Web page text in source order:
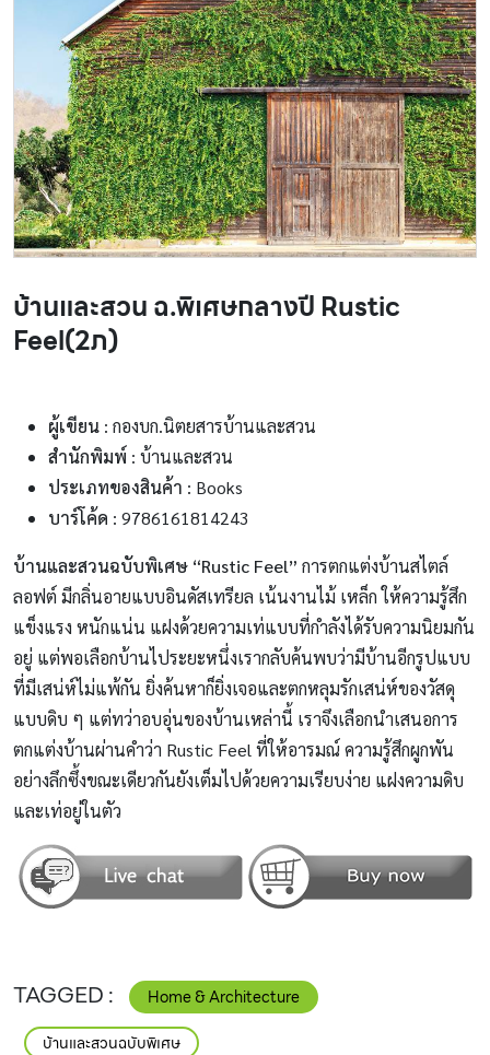
บ้านและสวน ฉ.พิเศษกลางปี Rustic
Feel(2ภ)
ผู้เขียน : กองบก.นิตยสารบ้านและสวน
สำนักพิมพ์ : บ้านและสวน
ประเภทของสินค้า : Books
บาร์โค้ด : 9786161814243
บ้านและสวนฉบับพิเศษ “Rustic Feel” การตกแต่งบ้านสไตล์
ลอฟต์ มีกลิ่นอายแบบอินดัสเทรียล เน้นงานไม้ เหล็ก ให้ความรู้สึก
แข็งแรง หนักแน่น แฝงด้วยความเท่แบบที่กำลังได้รับความนิยมกัน
อยู่ แต่พอเลือกบ้านไประยะหนึ่งเรากลับค้นพบว่ามีบ้านอีกรูปแบบ
ที่มีเสน่ห์ไม่แพ้กัน ยิ่งค้นหาก็ยิ่งเจอและตกหลุมรักเสน่ห์ของวัสดุ
แบบดิบ ๆ แต่ทว่าอบอุ่นของบ้านเหล่านี้ เราจึงเลือกนำเสนอการ
ตกแต่งบ้านผ่านคำว่า Rustic Feel ที่ให้อารมณ์ ความรู้สึกผูกพัน
อย่างลึกซึ้งขณะเดียวกันยังเต็มไปด้วยความเรียบง่าย แฝงความดิบ
และเท่อยู่ในตัว
Home & Architecture
บ้านและสวนฉบับพิเศษ